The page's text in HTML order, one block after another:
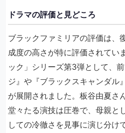
ドラマの評価と見どころ
ブラックファミリアの評価は、
成度の高さが特に評価されてい
ック」シリーズ第3弾として、
ジ』や『ブラックスキャンダル
が展開されました。板谷由夏さ
堂々たる演技は圧巻で、母親と
しての冷徹さを見事に演じ分け